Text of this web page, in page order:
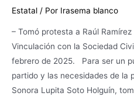
Estatal / Por Irasema blanco
– Tomó protesta a Raúl
Vinculación con la Sociedad
febrero de 2025. Para ser un
partido y las necesidades de la
Sonora Lupita Soto Holguín,